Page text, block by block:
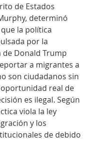
de Estados
determinó
la política
por la
Donald Trump
a migrantes a
son ciudadanos sin
real de
es ilegal. Según
viola la ley
y los
de debido